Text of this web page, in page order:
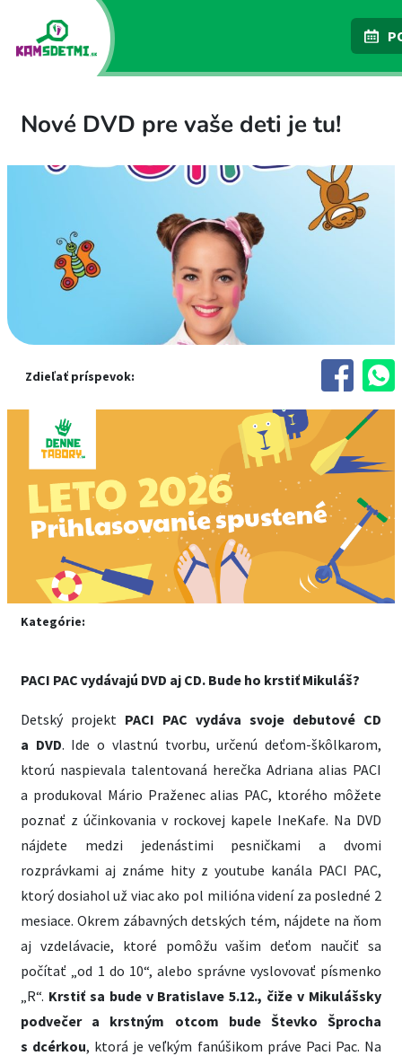
Nové DVD pre vaše deti je tu!
Zdieľať príspevok:
Kategórie:
PACI PAC vydávajú DVD aj CD. Bude ho krstiť Mikuláš?
Detský projekt PACI PAC vydáva svoje debutové CD
a DVD. Ide o vlastnú tvorbu, určenú deťom-škôlkarom,
ktorú naspievala talentovaná herečka Adriana alias PACI
a produkoval Mário Praženec alias PAC, ktorého môžete
poznať z účinkovania v rockovej kapele IneKafe. Na DVD
nájdete medzi jedenástimi pesničkami a dvomi
rozprávkami aj známe hity z youtube kanála PACI PAC,
ktorý dosiahol už viac ako pol milióna videní za posledné 2
mesiace. Okrem zábavných detských tém, nájdete na ňom
aj vzdelávacie, ktoré pomôžu vašim deťom naučiť sa
počítať „od 1 do 10“, alebo správne vyslovovať písmenko
„R“. Krstiť sa bude v Bratislave 5.12., čiže v Mikulášsky
podvečer a krstným otcom bude Števko Šprocha
s dcérkou, ktorá je veľkým fanúšikom práve Paci Pac. Na